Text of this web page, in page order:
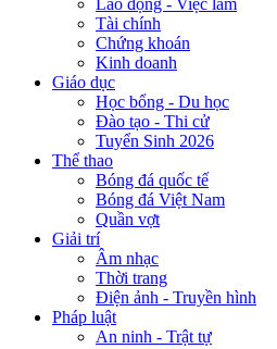
Tài chính
Chứng khoán
Kinh doanh
Giáo dục
Học bổng - Du học
Đào tạo - Thi cử
Tuyển Sinh 2026
Thể thao
Bóng đá quốc tế
Bóng đá Việt Nam
Quần vợt
Giải trí
Âm nhạc
Thời trang
Điện ảnh - Truyền hình
Pháp luật
An ninh - Trật tự